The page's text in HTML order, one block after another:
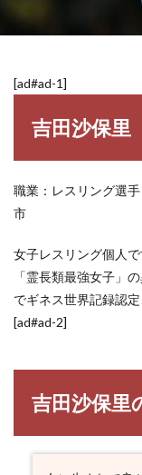
[ad#ad-1]
吉田沙保里
職業：レスリング選
市
女子レスリング個人
「霊長類最強女子」
でギネス世界記録認
[ad#ad-2]
吉田沙保里